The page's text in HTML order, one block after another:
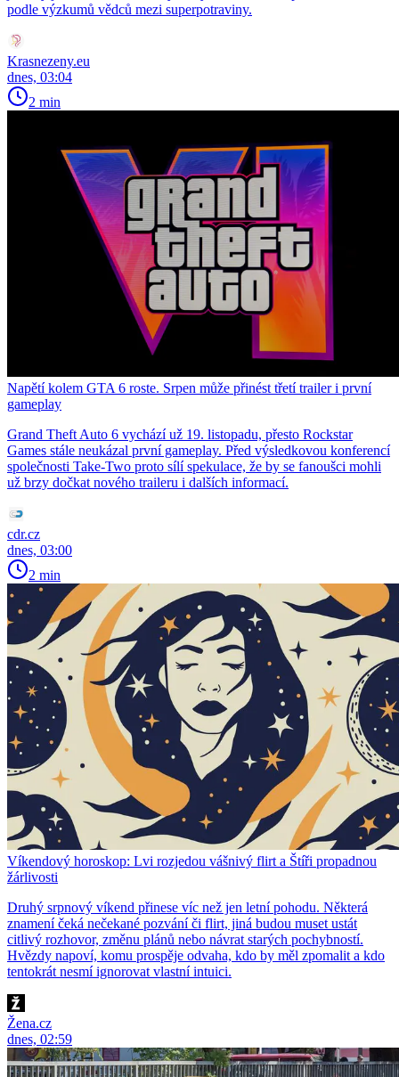
podle výzkumů vědců mezi superpotraviny.
Krasnezeny.eu
dnes, 03:04
2 min
Napětí kolem GTA 6 roste. Srpen může přinést třetí trailer i první
gameplay
Grand Theft Auto 6 vychází už 19. listopadu, přesto Rockstar
Games stále neukázal první gameplay. Před výsledkovou konferencí
společnosti Take-Two proto sílí spekulace, že by se fanoušci mohli
už brzy dočkat nového traileru i dalších informací.
cdr.cz
dnes, 03:00
2 min
Víkendový horoskop: Lvi rozjedou vášnivý flirt a Štíři propadnou
žárlivosti
Druhý srpnový víkend přinese víc než jen letní pohodu. Některá
znamení čeká nečekané pozvání či flirt, jiná budou muset ustát
citlivý rozhovor, změnu plánů nebo návrat starých pochybností.
Hvězdy napoví, komu prospěje odvaha, kdo by měl zpomalit a kdo
tentokrát nesmí ignorovat vlastní intuici.
Žena.cz
dnes, 02:59